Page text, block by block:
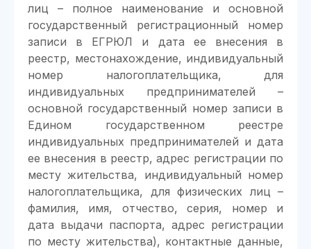
лиц – полное наименование и основной
государственный регистрационный номер
записи в ЕГРЮЛ и дата ее внесения в
реестр, местонахождение, индивидуальный
номер налогоплательщика, для
индивидуальных предпринимателей –
основной государственный номер записи в
Едином государственном реестре
индивидуальных предпринимателей и дата
ее внесения в реестр, адрес регистрации по
месту жительства, индивидуальный номер
налогоплательщика, для физических лиц –
фамилия, имя, отчество, серия, номер и
дата выдачи паспорта, адрес регистрации
по месту жительства), контактные данные,